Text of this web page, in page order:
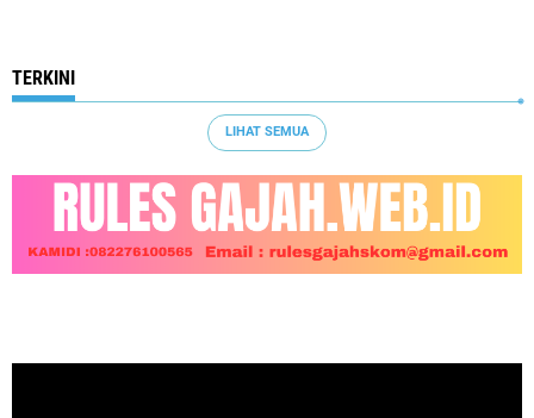
TERKINI
LIHAT SEMUA